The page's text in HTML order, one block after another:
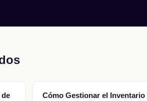
Cómo Gestionar el Inventario